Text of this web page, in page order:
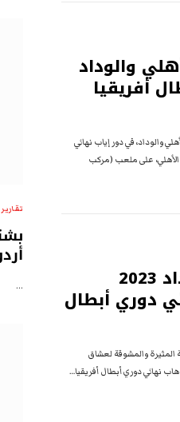
والوداد
أفريقيا
والوداد، في دور إياب نهائي
الوداد نظيره الأهلي، على ملعب (مركب
موعد مباراة الأهلي والوداد 2023
دوري أبطال
المثيرة والمشوقة لعشاق
نهائي دوري أبطال أفريقيا…
تقارير
…